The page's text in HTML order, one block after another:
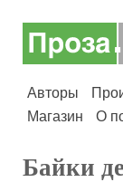
Авторы
Магазин
О
Байки